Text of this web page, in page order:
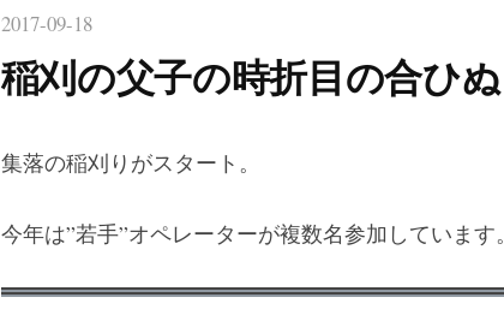
2017-09-18
稲刈の父子の時折目の合ひぬ
集落の稲刈りがスタート。
今年は”若手”オペレーターが複数名参加しています。